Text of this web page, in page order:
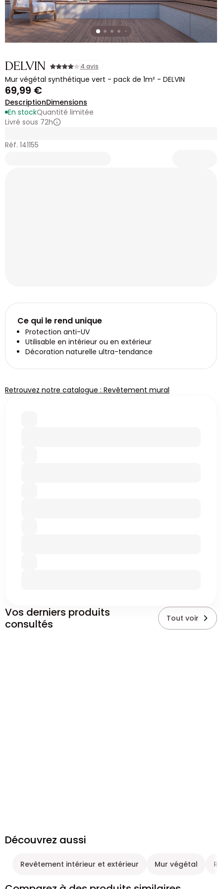
DELVIN 4 avis
Mur végétal synthétique vert - pack de 1m² - DELVIN
69,99 €
DescriptionDimensions
En stockQuantité limitée
Livré sous 72h
Réf. 141155
Ce qui le rend unique
Protection anti-UV
Utilisable en intérieur ou en extérieur
Décoration naturelle ultra-tendance
Retrouvez notre catalogue : Revêtement mural
Vos derniers produits
consultés
Tout voir
Découvrez aussi
Revêtement intérieur et extérieur Mur végétal